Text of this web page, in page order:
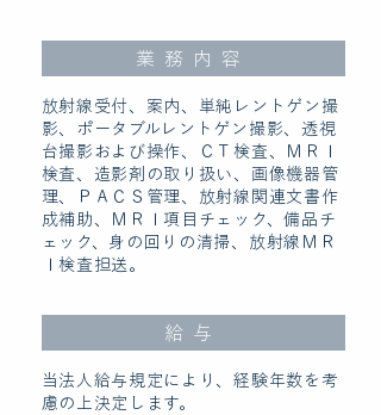
業務内容
放射線受付、案内、単純レントゲン撮
影、ポータブルレントゲン撮影、透視
台撮影および操作、ＣＴ検査、ＭＲＩ
検査、造影剤の取り扱い、画像機器管
理、ＰＡＣＳ管理、放射線関連文書作
成補助、ＭＲＩ項目チェック、備品チ
ェック、身の回りの清掃、放射線ＭＲ
Ｉ検査担送。
給与
当法人給与規定により、経験年数を考
慮の上決定します。